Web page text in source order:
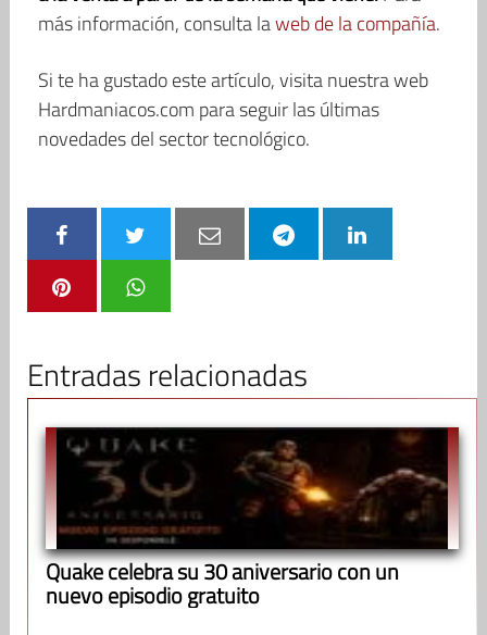
más información, consulta laweb de la compañía.
Si te ha gustado este artículo, visita nuestra web
Hardmaniacos.com para seguir las últimas
novedades del sector tecnológico.
Entradas relacionadas
Quake celebra su 30 aniversario con un
nuevo episodio gratuito